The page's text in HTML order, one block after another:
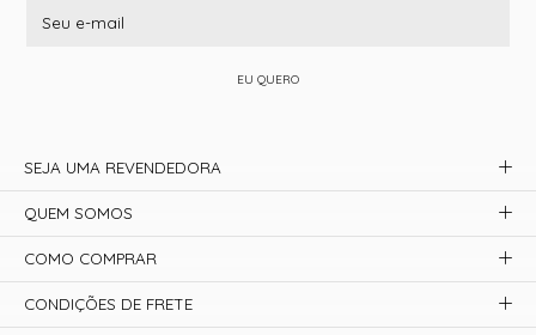
EU QUERO
SEJA UMA REVENDEDORA
QUEM SOMOS
COMO COMPRAR
CONDIÇÕES DE FRETE